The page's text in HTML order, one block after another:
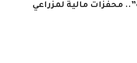
محفزات مالية لمزراعي